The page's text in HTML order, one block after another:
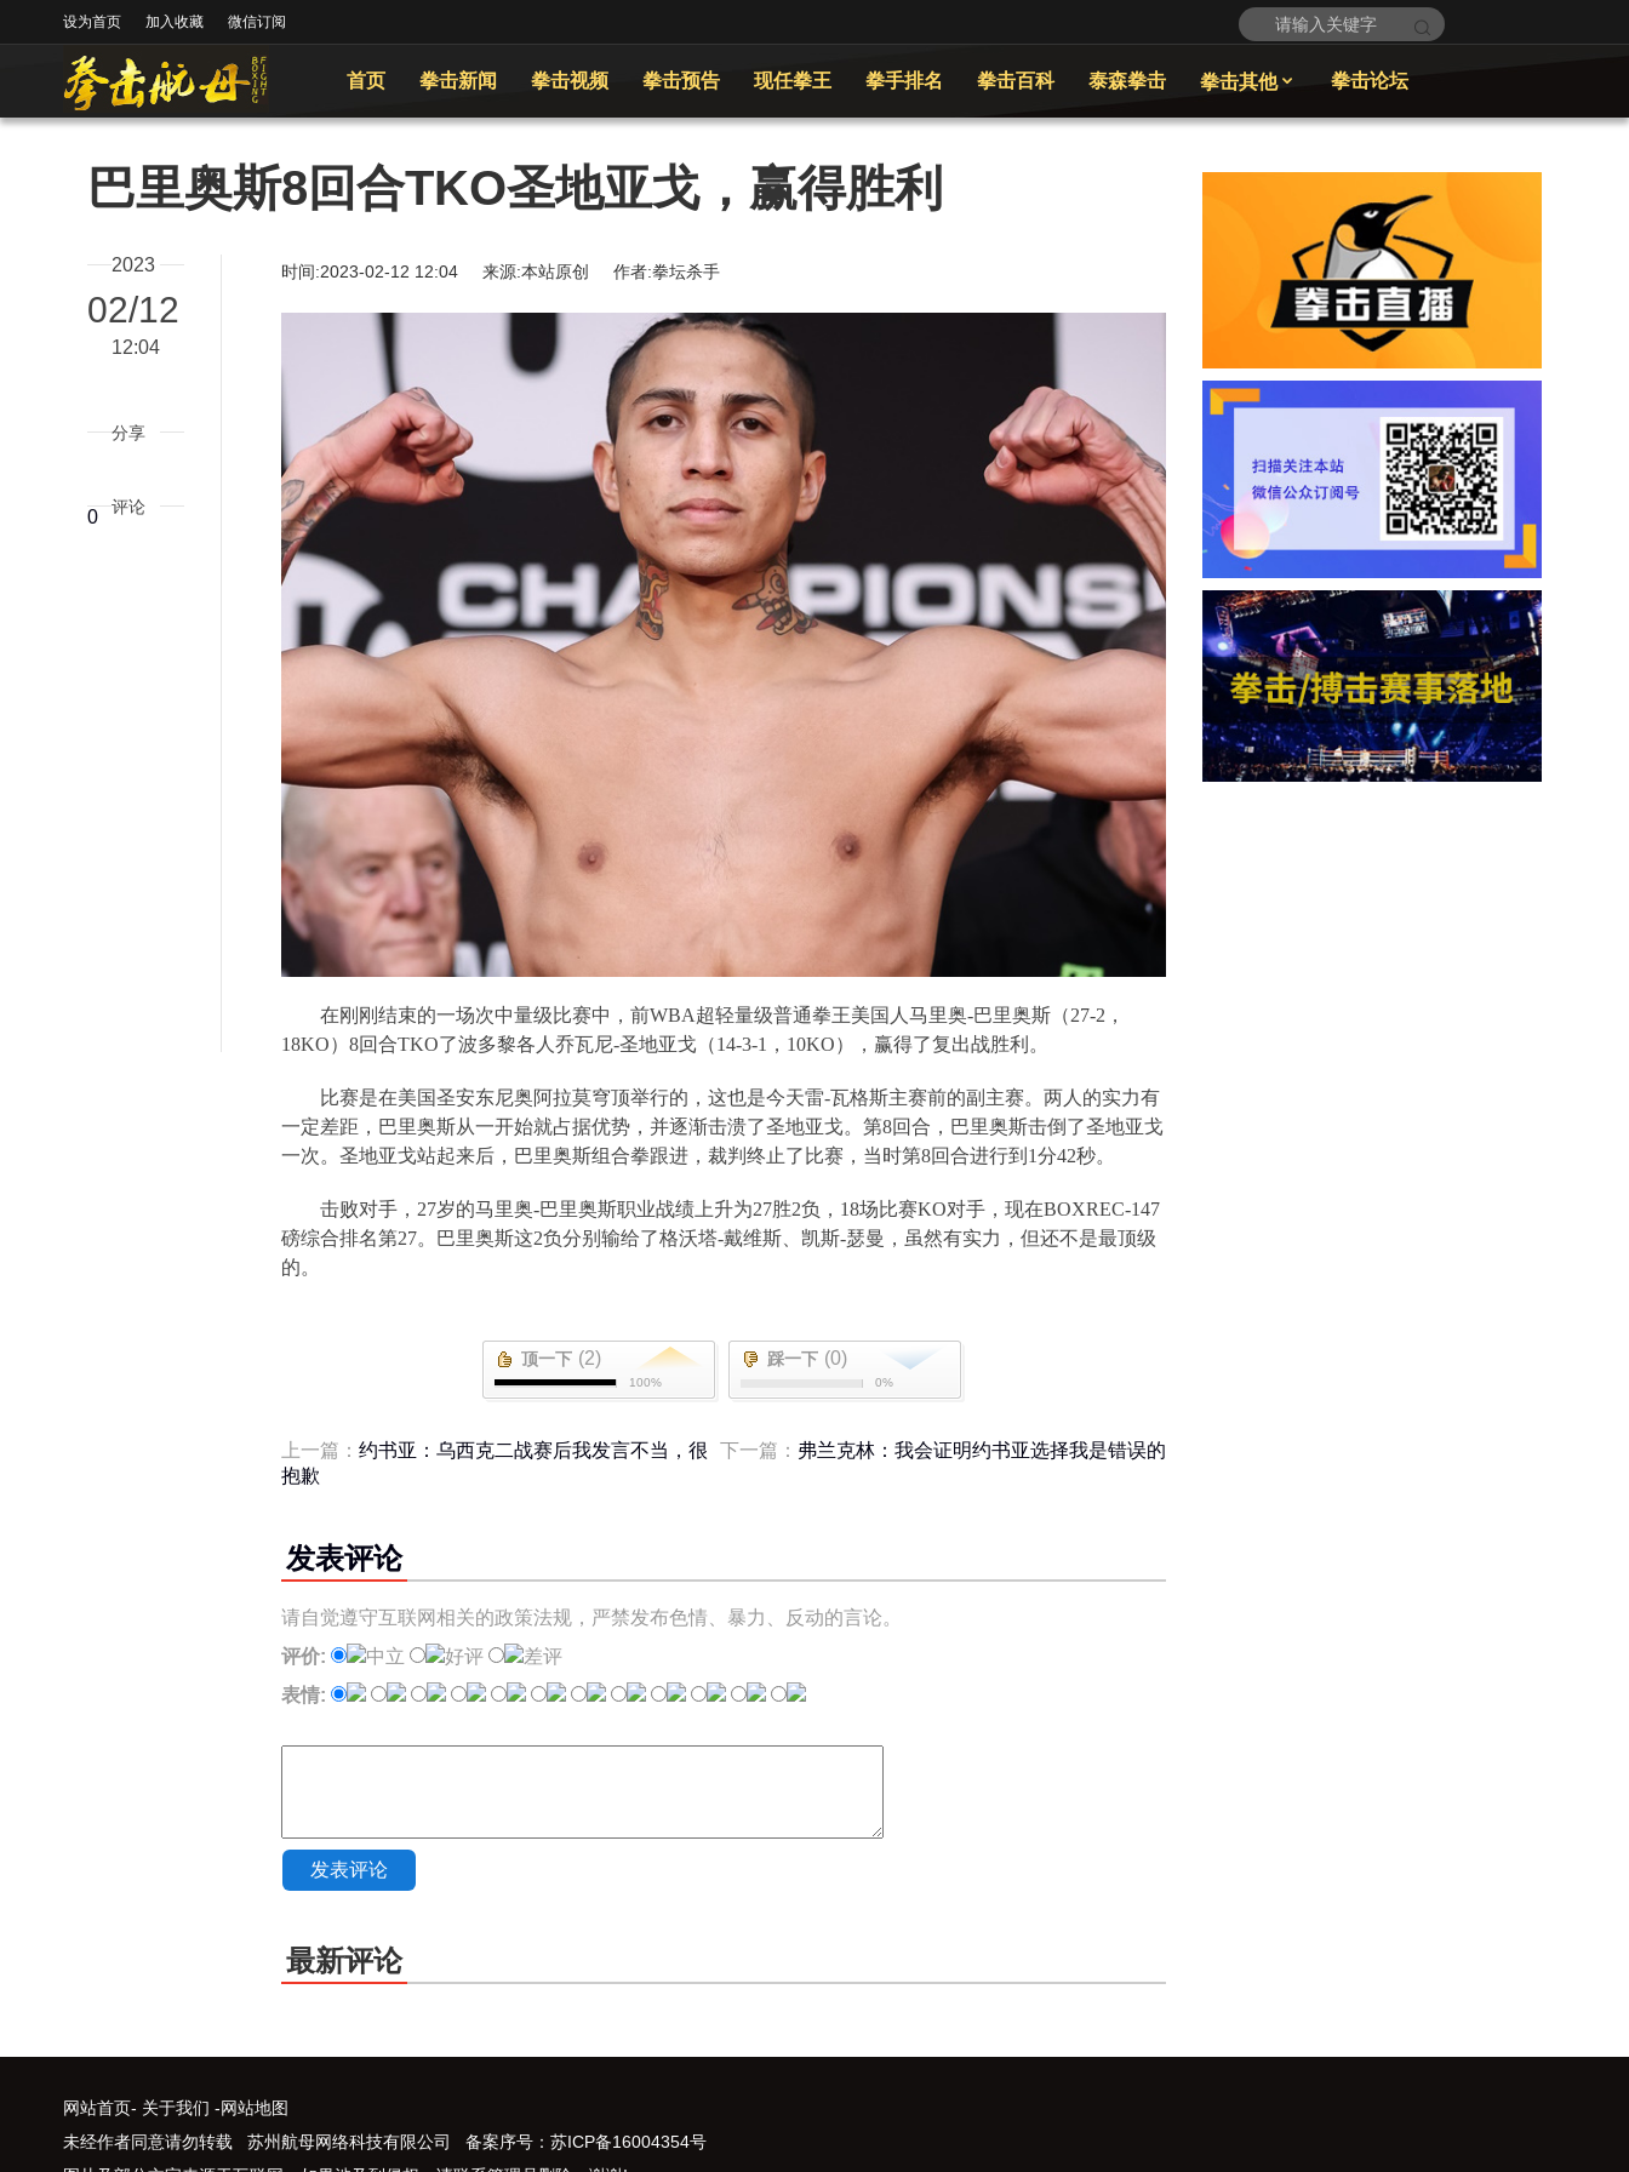
设为首页 加入收藏 微信订阅
首页 拳击新闻 拳击视频 拳击预告 现任拳王 拳手排名 拳击百科 泰森拳击 拳击其他 拳击论坛
巴里奥斯8回合TKO圣地亚戈，赢得胜利
2023
02/12
12:04
分享
评论
0
时间:2023-02-12 12:04 来源:本站原创 作者:拳坛杀手
在刚刚结束的一场次中量级比赛中，前WBA超轻量级普通拳王美国人马里奥-巴里奥斯（27-2 ，
18KO） 8回合TKO了波多黎各人乔瓦尼-圣地亚戈（14-3-1 ， 10KO），赢得了复出战胜利。
比赛是在美国圣安东尼奥阿拉莫穹顶举行的，这也是今天雷-瓦格斯主赛前的副主赛。两人的实力有
一定差距，巴里奥斯从一开始就占据优势，并逐渐击溃了圣地亚戈。第8回合，巴里奥斯击倒了圣地亚戈
一次。圣地亚戈站起来后，巴里奥斯组合拳跟进，裁判终止了比赛，当时第8回合进行到 1分42秒。
击败对手， 27岁的马里奥-巴里奥斯职业战绩上升为27胜2负， 18场比赛KO对手，现在BOXREC-147
磅综合排名第27。巴里奥斯这2负分别输给了格沃塔-戴维斯、凯斯-瑟曼，虽然有实力，但还不是最顶级
的。
顶一下 (2)
100%
踩一下 (0)
0%
下一篇： 弗兰克林：我会证明约书亚选择我是错误的
上一篇： 约书亚：乌西克二战赛后我发言不当，很
抱歉
发表评论
请自觉遵守互联网相关的政策法规，严禁发布色情、暴力、反动的言论。
评价:
中立 好评
差评
表情:
发表评论
最新评论
网站首页- 关于我们 -网站地图
未经作者同意请勿转载 苏州航母网络科技有限公司 备案序号： 苏ICP备16004354号